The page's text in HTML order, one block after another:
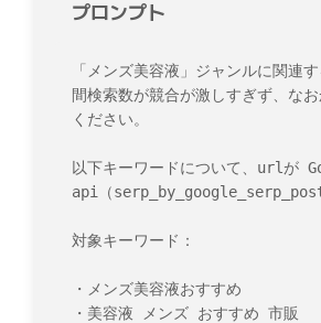
プロンプト
「メンズ美容液」ジャンルに関連
間検索数が競合が激しすぎず、な
ください。
以下キーワードについて、urlが
api（serp_by_google_serp_post
対象キーワード：
・メンズ美容液おすすめ
・美容液 メンズ おすすめ 市販